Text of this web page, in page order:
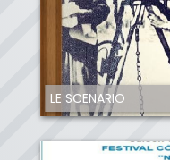
LE SCENARIO